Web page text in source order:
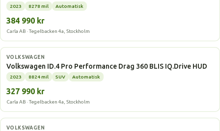
2023 8278 mil Automatisk
384 990 kr
Carla AB · Tegelbacken 4a, Stockholm
Elbil
VOLKSWAGEN
Volkswagen ID.4 Pro Performance Drag 360 BLIS IQ.Drive HUD
2023 8824 mil SUV Automatisk
327 990 kr
Carla AB · Tegelbacken 4a, Stockholm
Elbil
VOLKSWAGEN